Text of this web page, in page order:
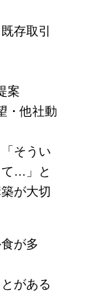
存取引
案
・他社動
そうい
て…」と
が大切
が多
がある